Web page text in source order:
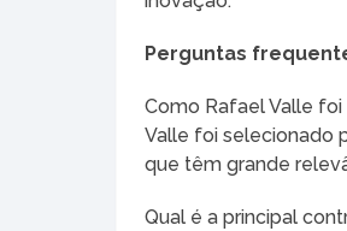
Perguntas
Como Rafael Valle
Valle foi selecionado
que têm grande
Qual é a principal